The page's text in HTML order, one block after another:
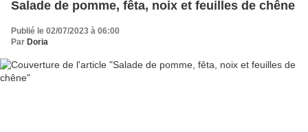
Salade de pomme, fêta, noix et feuilles de chêne
Publié le 02/07/2023 à 06:00
Par Doria